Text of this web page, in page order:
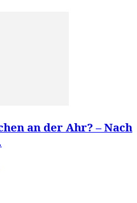
an der Ahr? – Nach